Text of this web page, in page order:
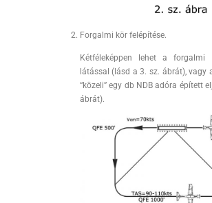
Forgalmi kör felépítése.
Kétféleképpen lehet a forgalmi
látással (lásd a 3. sz. ábrát), vagy
“közeli” egy db NDB adóra épített
ábrát).